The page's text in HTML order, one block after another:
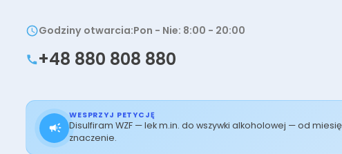
Godziny otwarcia:Pon - Nie: 8:00 - 20:00
+48 880 808 880
WESPRZYJ PETYCJĘ
Disulfiram WZF — lek m.in. do wszywki alkoholowej — od
znaczenie.